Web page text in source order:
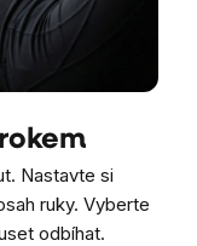
Nastavte si
ruky. Vyberte
odbíhat.